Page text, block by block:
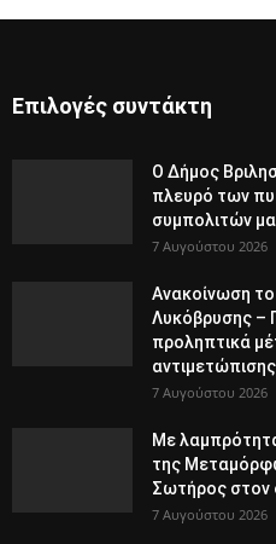
Επιλογές συντάκτη
Ο Δήμος
πλευρό των
συμπολιτών
7 Αυγούστου 2026
Ανακοίνωση
Λυκόβρυσης –
προληπτικά
7 Αυγούστου 2026
Με
της
Σωτήρος στον
7 Αυγούστου 2026